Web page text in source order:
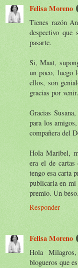
Felisa Moreno
Tienes razón
despectivo que
pasarte.
Si, Maat,
un poco, luego
ellos, son
gracias por venir.
Gracias
para los
compañera del
Hola Maribel,
era el de
tengo esa carta
publicarla en mi
premio. Un beso.
Responder
Felisa Moreno
Hola
blogueros que